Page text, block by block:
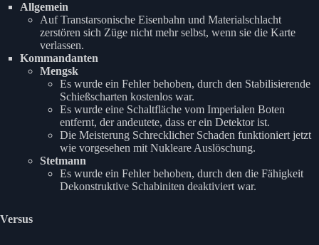
Allgemein
Auf Transtarsonische Eisenbahn und Materialschlacht
zerstören sich Züge nicht mehr selbst, wenn sie die Karte
verlassen.
Kommandanten
Mengsk
Es wurde ein Fehler behoben, durch den Stabilisierende
Schießscharten kostenlos war.
Es wurde eine Schaltfläche vom Imperialen Boten
entfernt, der andeutete, dass er ein Detektor ist.
Die Meisterung Schrecklicher Schaden funktioniert jetzt
wie vorgesehen mit Nukleare Auslöschung.
Stetmann
Es wurde ein Fehler behoben, durch den die Fähigkeit
Dekonstruktive Schabiniten deaktiviert war.
Versus